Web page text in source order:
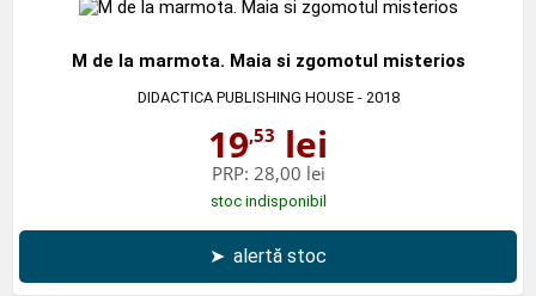
M de la marmota. Maia si zgomotul misterios
DIDACTICA PUBLISHING HOUSE- 2018
19,53 lei
PRP: 28,00 lei
stoc indisponibil
➤ alertă stoc